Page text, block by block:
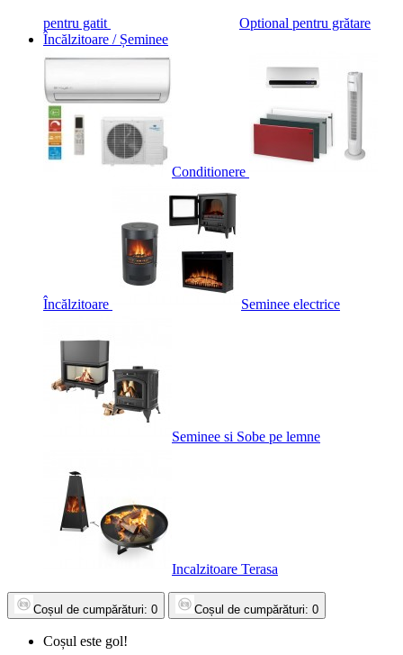
pentru gatit
Optional pentru grătare
Încălzitoare / Șeminee
Conditionere
Încălzitoare Seminee electrice
Seminee si Sobe pe lemne
Incalzitoare Terasa
Coșul de cumpărături: 0 Coșul de cumpărături: 0
Coșul este gol!